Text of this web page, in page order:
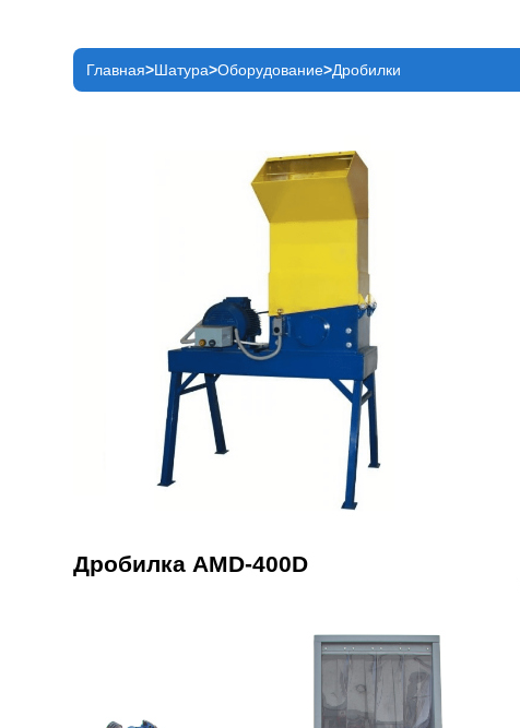
Главная Шатура Оборудование Дробилки
Дробилка AMD-400D